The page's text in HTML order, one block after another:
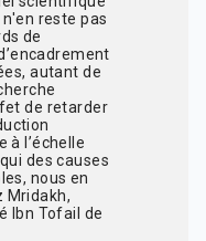
reste pas
de
autant de
de retarder
à l’échelle
des causes
nous en
Mridakh,
Ibn Tofail de